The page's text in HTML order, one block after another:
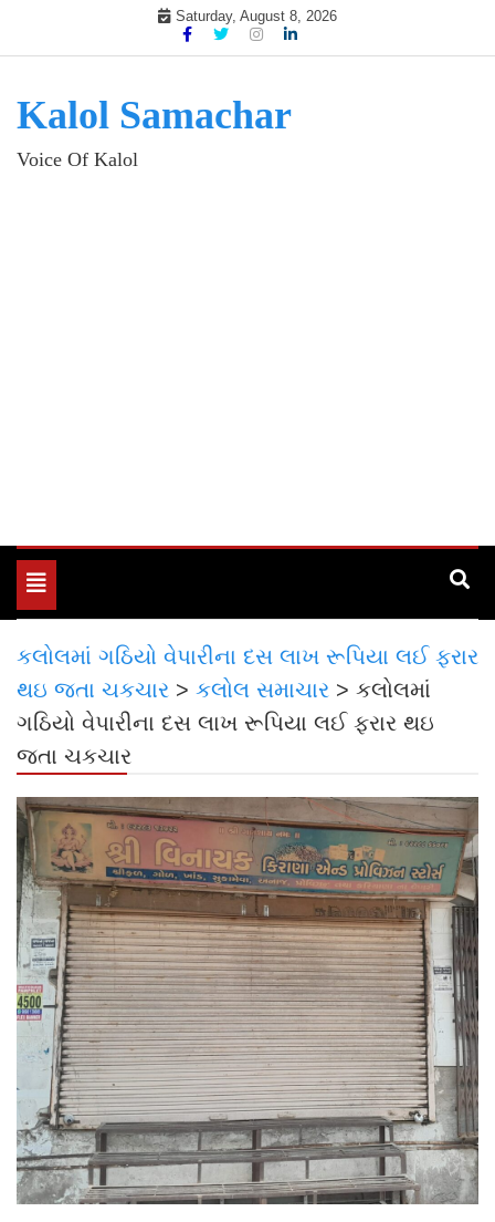
Saturday, August 8, 2026
Kalol Samachar
Voice Of Kalol
Toggle
navigation
કલોલમાં ગઠિયો વેપારીના દસ લાખ રૂપિયા લઈ ફરાર
થઇ જતા ચકચાર > કલોલ સમાચાર > કલોલમાં
ગઠિયો વેપારીના દસ લાખ રૂપિયા લઈ ફરાર થઇ
જતા ચકચાર